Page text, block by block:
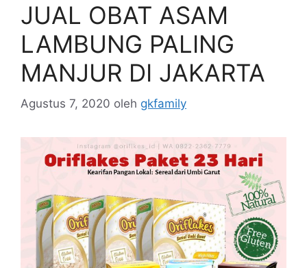
JUAL OBAT ASAM
LAMBUNG PALING
MANJUR DI JAKARTA
Agustus 7, 2020 oleh gkfamily